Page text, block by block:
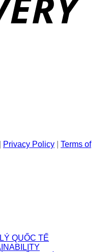
Privacy Policy
Terms of
QUỐC TẾ